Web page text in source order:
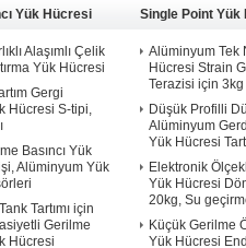
Yük Hücresi
Alaşımlı Çelik
Yük Hücresi
Gergi
Hücresi S-tipi,
Basıncı Yük
Alüminyum Yük
Tartımı için
Gerilme
Hücresi
Single Point Yük
Alüminyum Tek
Hücresi Strain
Terazisi için
Düşük Profilli
Alüminyum
Yük Hücresi
Elektronik
Yük Hücresi
20kg, Su
Küçük Gerilme
Yük Hücresi